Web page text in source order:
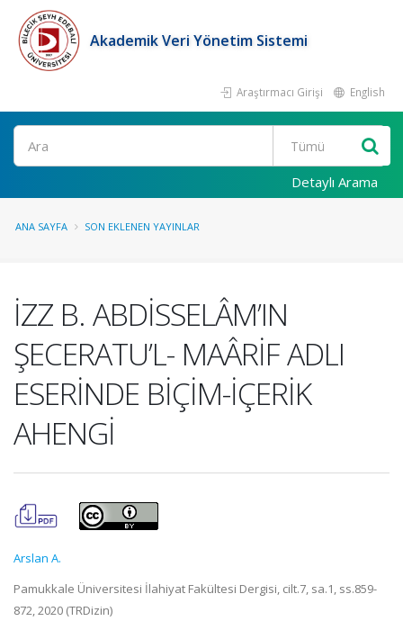
Akademik Veri Yönetim Sistemi
Araştırmacı Girişi English
Ara
Detaylı Arama
ANA SAYFA SON EKLENEN YAYINLAR
İZZ B. ABDİSSELÂM’IN
ŞECERATU’L- MAÂRİF ADLI
ESERİNDE BİÇİM-İÇERİK
AHENGİ
Arslan A.
Pamukkale Üniversitesi İlahiyat Fakültesi Dergisi, cilt.7, sa.1, ss.859-
872, 2020 (TRDizin)